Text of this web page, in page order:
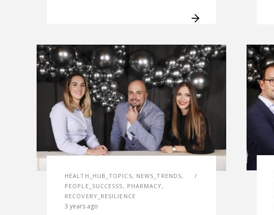
HEALTH_HUB_TOPICS, NEWS_TRENDS,
PEOPLE_SUCCESSS , PHARMACY ,
RECOVERY_RESILIENCE
3 years ago